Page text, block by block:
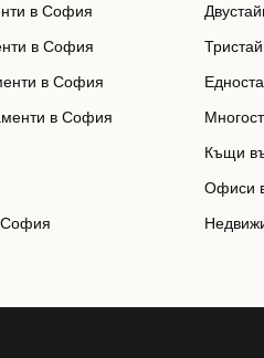
в София
в София
в София
в София
София
Къщи
Офиси